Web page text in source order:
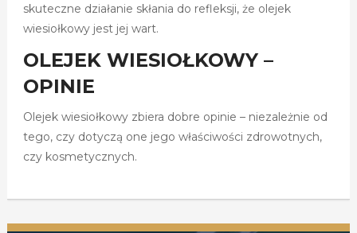
skuteczne działanie skłania do refleksji, że olejek
wiesiołkowy jest jej wart.
OLEJEK WIESIOŁKOWY –
OPINIE
Olejek wiesiołkowy zbiera dobre opinie – niezależnie od
tego, czy dotyczą one jego właściwości zdrowotnych,
czy kosmetycznych.